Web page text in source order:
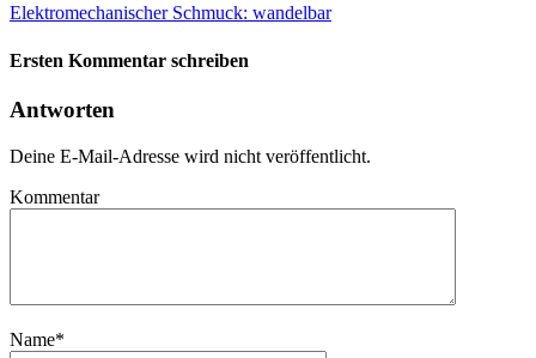
Elektromechanischer Schmuck: wandelbar
Ersten Kommentar schreiben
Antworten
Deine E-Mail-Adresse wird nicht veröffentlicht.
Kommentar
Name*